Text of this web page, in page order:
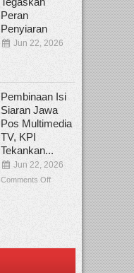
Peran
Penyiaran
Jun 22, 2026
Pembinaan Isi
Siaran Jawa
Pos Multimedia
TV, KPI
Tekankan...
Jun 22, 2026
Comments Off